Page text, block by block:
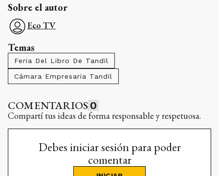
Sobre el autor
Eco TV
Temas
Feria Del Libro De Tandil
Cámara Empresaria Tandil
COMENTARIOS 0
Compartí tus ideas de forma responsable y respetuosa.
Debes iniciar sesión para poder
comentar